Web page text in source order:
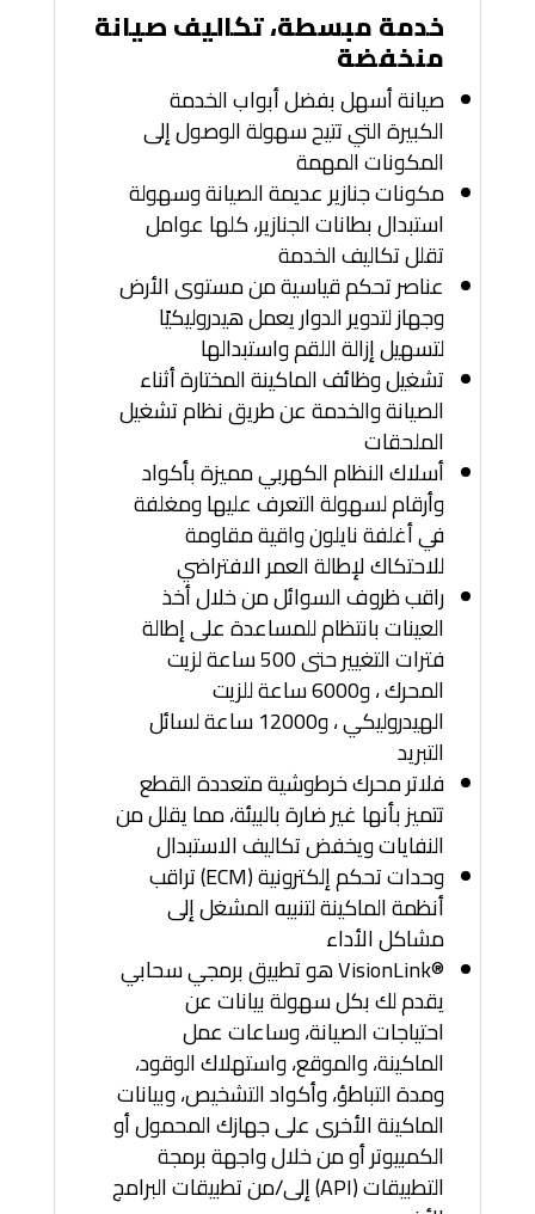
خدمة مبسطة، تكاليف صيانة
منخفضة
صيانة أسهل بفضل أبواب الخدمة
الكبيرة التي تتيح سهولة الوصول إلى
المكونات المهمة
مكونات جنازير عديمة الصيانة وسهولة
استبدال بطانات الجنازير، كلها عوامل
تقلل تكاليف الخدمة
عناصر تحكم قياسية من مستوى الأرض
وجهاز لتدوير الدوار يعمل هيدروليكيًا
لتسهيل إزالة اللقم واستبدالها
تشغيل وظائف الماكينة المختارة أثناء
الصيانة والخدمة عن طريق نظام تشغيل
الملحقات
أسلاك النظام الكهربي مميزة بأكواد
وأرقام لسهولة التعرف عليها ومغلفة
في أغلفة نايلون واقية مقاومة
للاحتكاك لإطالة العمر الافتراضي
راقب ظروف السوائل من خلال أخذ
العينات بانتظام للمساعدة على إطالة
فترات التغيير حتى 500 ساعة لزيت
المحرك ، و6000 ساعة للزيت
الهيدروليكي ، و12000 ساعة لسائل
التبريد
فلاتر محرك خرطوشية متعددة القطع
تتميز بأنها غير ضارة بالبيئة، مما يقلل من
النفايات ويخفض تكاليف الاستبدال
وحدات تحكم إلكترونية (ECM) تراقب
أنظمة الماكينة لتنبيه المشغل إلى
مشاكل الأداء
VisionLink®‎ هو تطبيق برمجي سحابي
يقدم لك بكل سهولة بيانات عن
احتياجات الصيانة، وساعات عمل
الماكينة، والموقع، واستهلاك الوقود،
ومدة التباطؤ، وأكواد التشخيص، وبيانات
الماكينة الأخرى على جهازك المحمول أو
الكمبيوتر أو من خلال واجهة برمجة
التطبيقات (API) إلى/من تطبيقات البرامج